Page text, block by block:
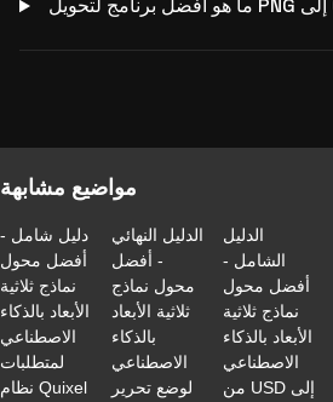
مواضيع مشابهة
دليل شامل -
أفضل محول
نماذج ثلاثية
الأبعاد بالذكاء
الاصطناعي
لمتطلبات
نظام Quixel
الدليل النهائي
- أفضل
محول نماذج
ثلاثية الأبعاد
بالذكاء
الاصطناعي
لوضع تحرير
الدليل
الشامل -
أفضل محول
نماذج ثلاثية
الأبعاد بالذكاء
الاصطناعي
من USD إلى